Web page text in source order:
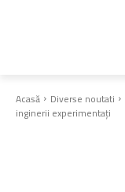
Acasă Diverse noutati
inginerii experimentați